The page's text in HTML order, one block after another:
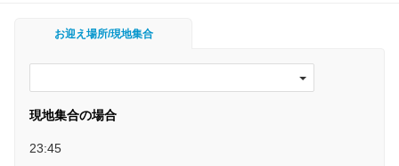
お迎え場所/現地集合
現地集合の場合
23:45